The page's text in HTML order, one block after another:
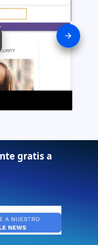
gratis a